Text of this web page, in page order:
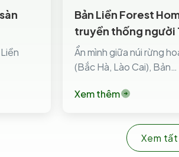
Bản Liền Forest
truyền thống người
Ẩn mình giữa núi rừng
(Bắc Hà, Lào Cai), Bản…
Xem thêm
Xem tất